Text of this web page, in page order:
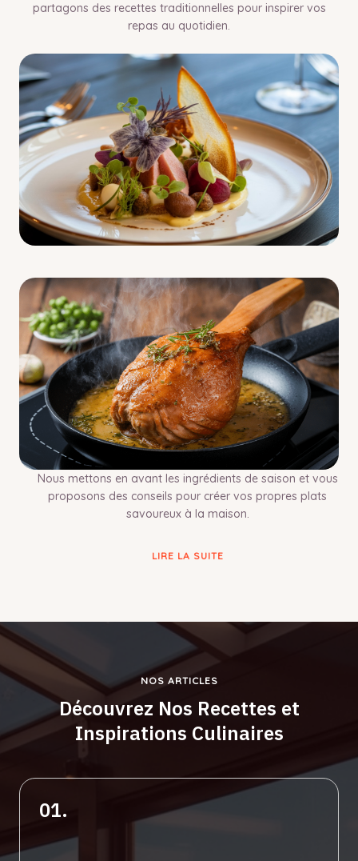
Nous mettons en avant les ingrédients de saison et vous
proposons des conseils pour créer vos propres plats
savoureux à la maison.
LIRE LA SUITE
partagons des recettes traditionnelles pour inspirer vos
repas au quotidien.
NOS ARTICLES
Découvrez Nos Recettes et
Inspirations Culinaires
01.